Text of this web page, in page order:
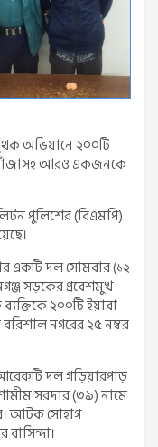
অভিযানে ২০০টি
আরও একজনকে
পুলিশের (বিএমপি)
একটি দল সোমবার (১২
সড়কের প্রবেশমুখ
২০০টি ইয়াবা
নগরের ২৫ নম্বর
দল গড়িয়ারপাড়
সরদার (৩৯) নামে
আটক সোহাগ